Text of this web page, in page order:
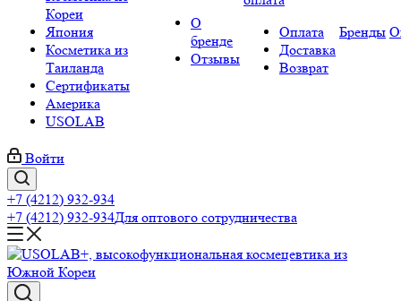
Кореи
Япония
Косметика из
Таиланда
Сертификаты
Америка
USOLAB
О
бренде
Отзывы
Оплата
Доставка
Возврат
Бренды
Войти
+7 (4212) 932-934
+7 (4212) 932-934Для оптового сотрудничества